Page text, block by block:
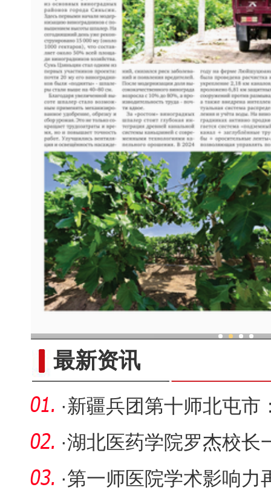
最新资讯
·新疆兵团第十师北屯市
粒归仓保
·湖北医药学院罗杰校长
调研指导
·第一师医院学术影响力